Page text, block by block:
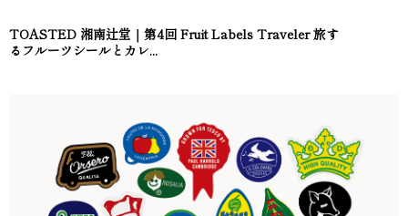
TOASTED 湘南辻堂｜第4回 Fruit Labels Traveler 旅す
るフルーツシールとカレ...